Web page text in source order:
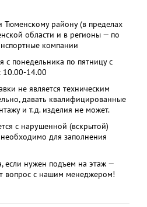
району (в пределах
области и в регионы — по
компании
с понедельника по пятницу с
10.00-14.00
не является техническим
давать квалифицированные
и т.д. изделия не может.
с нарушенной (вскрытой)
для заполнения
если нужен подъем на этаж —
вопрос с нашим менеджером!